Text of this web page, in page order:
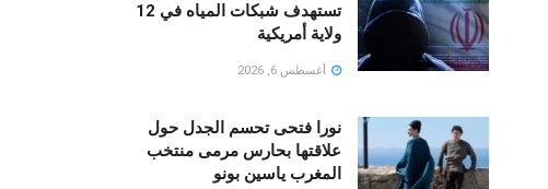
تستهدف شبكات المياه في 12
ولاية أمريكية
أغسطس 6, 2026
نورا فتحى تحسم الجدل حول
علاقتها بحارس مرمى منتخب
المغرب ياسين بونو ‏